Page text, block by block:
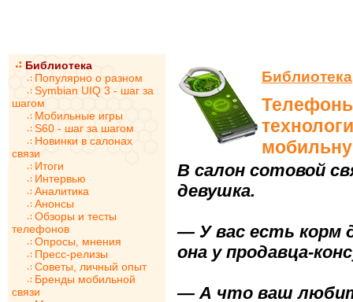
Библиотека
Популярно о разном
Symbian UIQ 3 - шаг за
шагом
Мобильные игры
S60 - шаг за шагом
Новинки в салонах
связи
Итоги
Интервью
Аналитика
Анонсы
Обзоры и тесты
телефонов
Опросы, мнения
Пресс-релизы
Советы, личный опыт
Бренды мобильной
связи
Библиотека
В салон сотовой
девушка.
— У вас есть корм
она у продавца-
— А что ваш